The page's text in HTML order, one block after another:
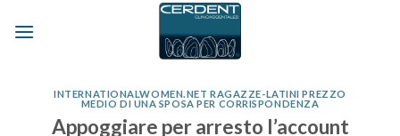
INTERNATIONALWOMEN.NET RAGAZZE-LATINI PREZZO
MEDIO DI UNA SPOSA PER CORRISPONDENZA
Appoggiare per arresto l’account